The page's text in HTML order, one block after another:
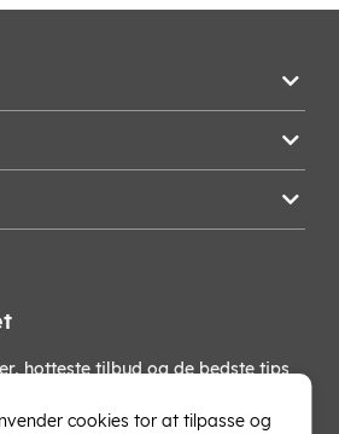
hotteste tilbud og de bedste tips
cookies tor at tilpasse og